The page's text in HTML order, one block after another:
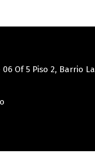
Of 5 Piso 2, Barrio La